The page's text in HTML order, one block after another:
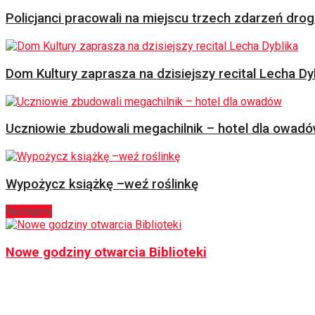
Policjanci pracowali na miejscu trzech zdarzeń
Dom Kultury zaprasza na dzisiejszy recital Lecha
Uczniowie zbudowali megachilnik – hotel dla
Wypożycz książkę –weź roślinkę
Następny
Nowe godziny otwarcia Biblioteki